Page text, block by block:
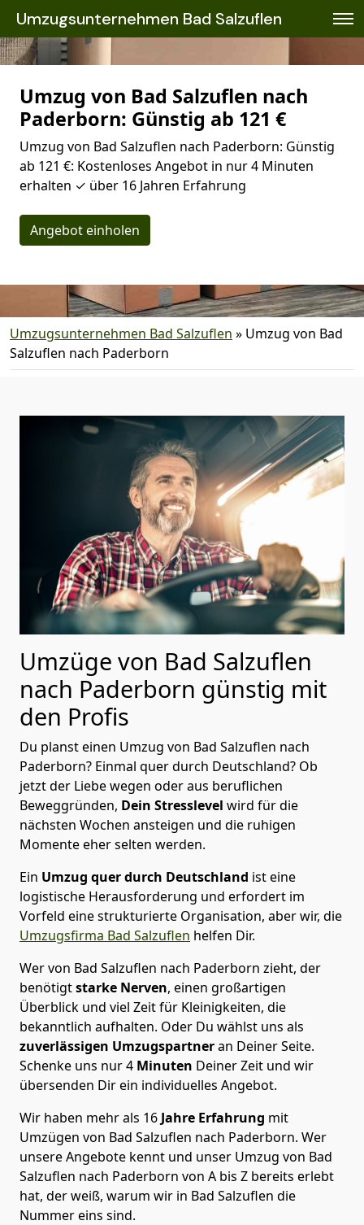
Umzugsunternehmen Bad Salzuflen
Umzug von Bad Salzuflen nach
Paderborn: Günstig ab 121 €
Umzug von Bad Salzuflen nach Paderborn: Günstig
ab 121 €: Kostenloses Angebot in nur 4 Minuten
erhalten ✓ über 16 Jahren Erfahrung
Angebot einholen
Umzugsunternehmen Bad Salzuflen » Umzug von Bad
Salzuflen nach Paderborn
Umzüge von Bad Salzuflen
nach Paderborn günstig mit
den Profis
Du planst einen Umzug von Bad Salzuflen nach
Paderborn? Einmal quer durch Deutschland? Ob
jetzt der Liebe wegen oder aus beruflichen
Beweggründen, Dein Stresslevel wird für die
nächsten Wochen ansteigen und die ruhigen
Momente eher selten werden.
Ein Umzug quer durch Deutschland ist eine
logistische Herausforderung und erfordert im
Vorfeld eine strukturierte Organisation, aber wir, die
Umzugsfirma Bad Salzuflen helfen Dir.
Wer von Bad Salzuflen nach Paderborn zieht, der
benötigtstarke Nerven, einen großartigen
Überblick und viel Zeit für Kleinigkeiten, die
bekanntlich aufhalten. Oder Du wählst uns als
zuverlässigen Umzugspartneran Deiner Seite.
Schenke uns nur4 Minuten Deiner Zeit und wir
übersenden Dir ein individuelles Angebot.
Wir haben mehr als 16 Jahre Erfahrung mit
Umzügen von Bad Salzuflen nach Paderborn. Wer
unsere Angebote kennt und unser Umzug von Bad
Salzuflen nach Paderborn von A bis Z bereits erlebt
hat, der weiß, warum wir in Bad Salzuflen die
Nummer eins sind.